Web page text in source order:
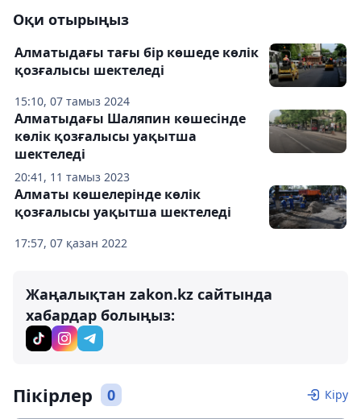
Оқи отырыңыз
15:10, 07 тамыз 2024
Алматыдағы тағы бір көшеде көлік
қозғалысы шектеледі
20:41, 11 тамыз 2023
Алматыдағы Шаляпин көшесінде
көлік қозғалысы уақытша
шектеледі
17:57, 07 қазан 2022
Алматы көшелерінде көлік
қозғалысы уақытша шектеледі
Жаңалықтан zakon.kz сайтында
хабардар болыңыз:
Пікірлер 0 Кіру